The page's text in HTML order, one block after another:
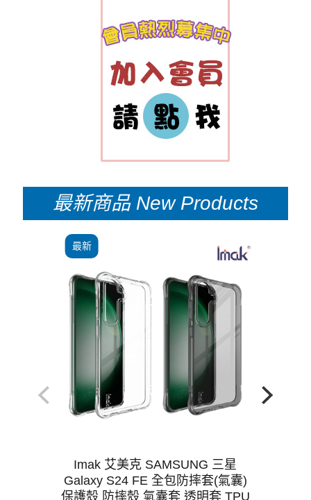
最新商品 New Products
Imak 艾美克 SAMSUNG 三星
Galaxy S24 FE 全包防摔套(氣囊)
保護殼 防摔殼 氣囊套 透明套 TPU
最新